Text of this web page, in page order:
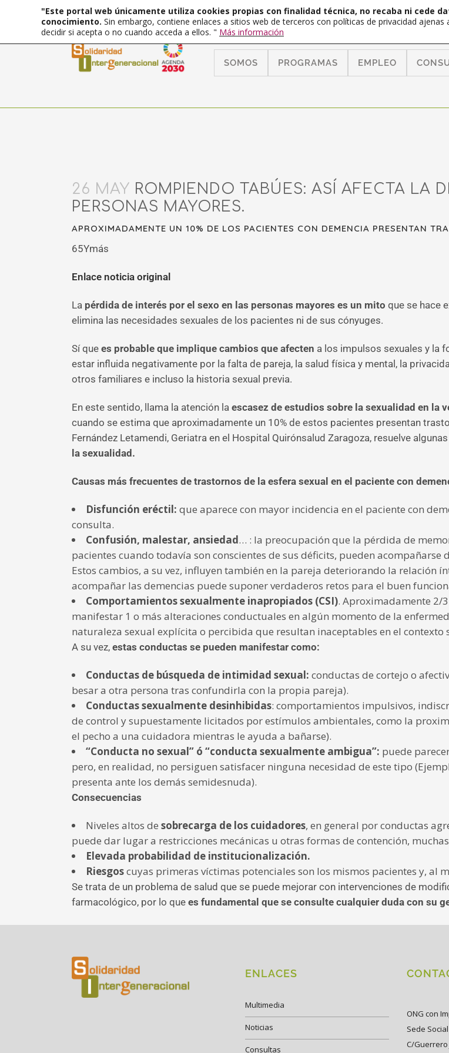
SOMOS PROGRAMAS EMPLEO
26 MAY ROMPIENDO TABÚES: ASÍ AFECTA LA
PERSONAS MAYORES.
APROXIMADAMENTE UN 10% DE LOS PACIENTES CON DEMENCIA PRESENTAN
65Ymás
Enlace noticia original
La pérdida de interés por el sexo en las personas mayores es un mito que se hace
elimina las necesidades sexuales de los pacientes ni de sus cónyuges.
Sí que es probable que implique cambios que afecten a los impulsos sexuales y la
estar influida negativamente por la falta de pareja, la salud física y mental, la
otros familiares e incluso la historia sexual previa.
En este sentido, llama la atención la escasez de estudios sobre la sexualidad en la
cuando se estima que aproximadamente un 10% de estos pacientes presentan
Fernández Letamendi, Geriatra en el Hospital Quirónsalud Zaragoza, resuelve
la sexualidad.
Causas más frecuentes de trastornos de la esfera sexual en el paciente con
Disfunción eréctil: que aparece con mayor incidencia en el paciente con
consulta.
Confusión, malestar, ansiedad… : la preocupación que la pérdida de
pacientes cuando todavía son conscientes de sus déficits, pueden acompañarse
Estos cambios, a su vez, influyen también en la pareja deteriorando la relación
acompañar las demencias puede suponer verdaderos retos para el buen
Comportamientos sexualmente inapropiados (CSI). Aproximadamente 2/
manifestar 1 o más alteraciones conductuales en algún momento de la
naturaleza sexual explícita o percibida que resultan inaceptables en el contexto
A su vez, estas conductas se pueden manifestar como:
Conductas de búsqueda de intimidad sexual: conductas de cortejo o
besar a otra persona tras confundirla con la propia pareja).
Conductas sexualmente desinhibidas: comportamientos impulsivos,
de control y supuestamente licitados por estímulos ambientales, como la
el pecho a una cuidadora mientras le ayuda a bañarse).
“Conducta no sexual” ó “conducta sexualmente ambigua”: puede
pero, en realidad, no persiguen satisfacer ninguna necesidad de este tipo
presenta ante los demás semidesnuda).
Consecuencias
Niveles altos de sobrecarga de los cuidadores, en general por conductas
puede dar lugar a restricciones mecánicas u otras formas de contención,
Elevada probabilidad de institucionalización.
Riesgoscuyas primeras víctimas potenciales son los mismos pacientes y, al
Se trata de un problema de salud que se puede mejorar con intervenciones de
farmacológico, por lo que es fundamental que se consulte cualquier duda con su
ENLACES
Multimedia
Noticias
Consultas
ONG con
Sede Social
C/Guerrero
"Este portal web únicamente utiliza cookies propias con finalidad técnica, no recaba ni cede
conocimiento. Sin embargo, contiene enlaces a sitios web de terceros con políticas de privacidad
decidir si acepta o no cuando acceda a ellos. " Más información